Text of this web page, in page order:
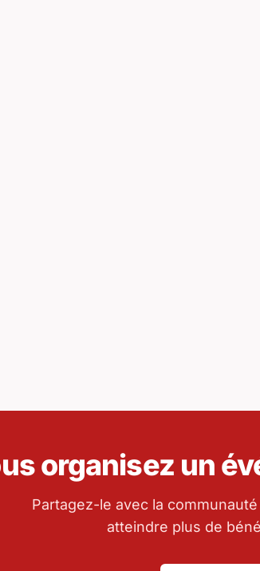
organisez un
Partagez-le avec la
atteindre plus de